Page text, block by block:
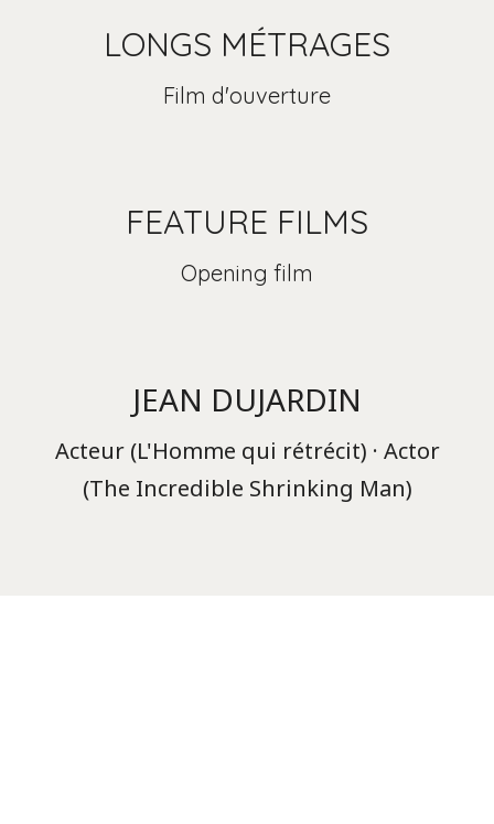
LONGS MÉTRAGES
Film d'ouverture
FEATURE FILMS
Opening film
JEAN DUJARDIN
Acteur (L'Homme qui rétrécit) · Actor
(The Incredible Shrinking Man)